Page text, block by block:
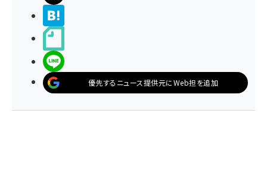
優先するニュース提供元にWeb担を追加